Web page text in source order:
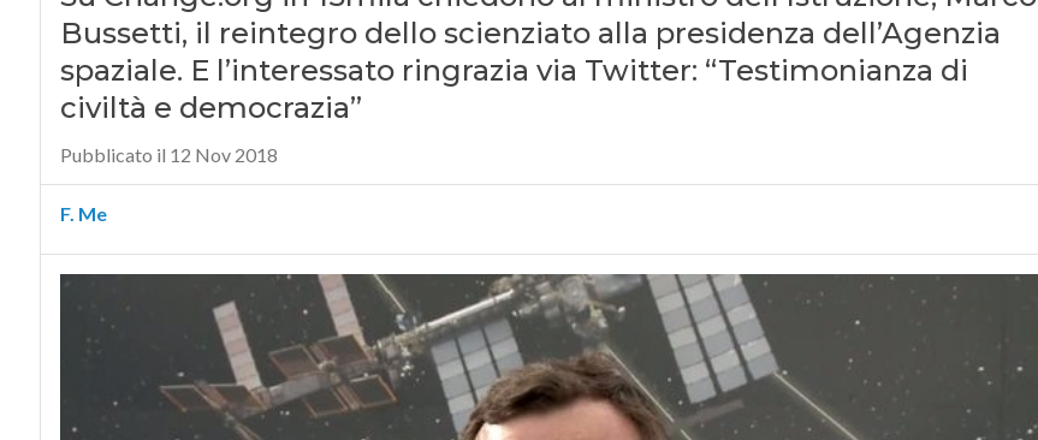
Bussetti, il reintegro dello scienziato alla presidenza dell’Agenzia
spaziale. E l’interessato ringrazia via Twitter: “Testimonianza di
civiltà e democrazia”
Pubblicato il 12 Nov 2018
F. Me